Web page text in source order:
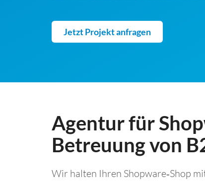
Jetzt Projekt anfragen
Agentur für
Betreuung von
Wir halten Ihren Shopware‑Shop